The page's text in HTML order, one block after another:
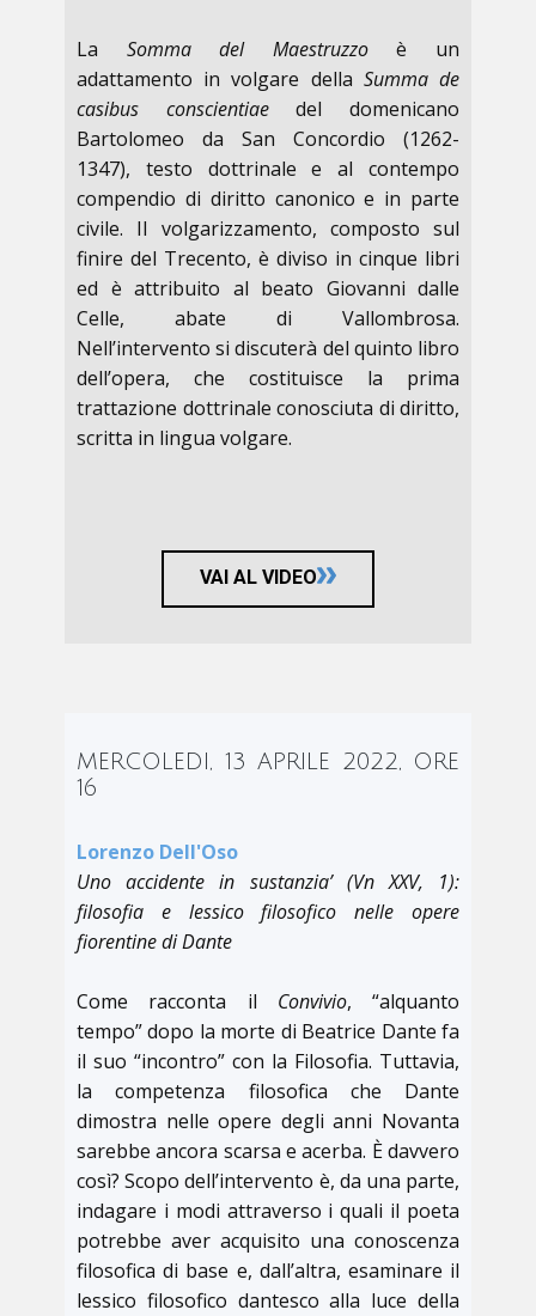
La Somma del Maestruzzoè un
adattamento in volgare della Summa de
casibus conscientiaedel domenicano
Bartolomeo da San Concordio (1262-
1347), testo dottrinale e al contempo
compendio di diritto canonico e in parte
civile. Il volgarizzamento, composto sul
finire del Trecento, è diviso in cinque libri
ed è attribuito al beato Giovanni dalle
Celle, abate di Vallombrosa.
Nell’intervento si discuterà del quinto libro
dell’opera, che costituisce la prima
trattazione dottrinale conosciuta di diritto,
scritta in lingua volgare.
VAI AL VIDEO
MERCOLEDI, 13 APRILE 2022, ORE
16
Lorenzo Dell'Oso
Uno accidente in sustanzia’ (Vn XXV, 1):
filosofia e lessico filosofico nelle opere
fiorentine di Dante
Come racconta il Convivio, “alquanto
tempo” dopo la morte di Beatrice Dante fa
il suo “incontro” con la Filosofia. Tuttavia,
la competenza filosofica che Dante
dimostra nelle opere degli anni Novanta
sarebbe ancora scarsa e acerba. È davvero
così? Scopo dell’intervento è, da una parte,
indagare i modi attraverso i quali il poeta
potrebbe aver acquisito una conoscenza
filosofica di base e, dall’altra, esaminare il
lessico filosofico dantesco alla luce della